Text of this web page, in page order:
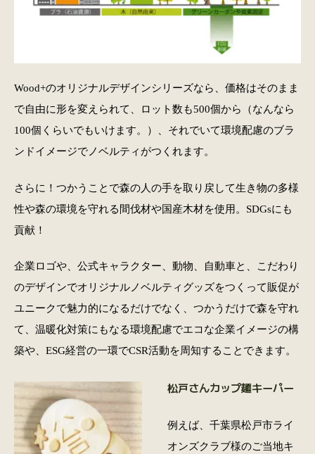
Wood+のオリジナルデザインシリーズなら、価格はそのまま
で自由に形を変えられて、ロット数も500個から（なんなら
100個くらいでもいけます。）、それでいて環境配慮のブラ
ンドイメージでノベルティがつくれます。
さらに！つかうことで森の人の手を取り戻して生き物の多様
性や森の環境を守れる間伐材や国産木材を使用。SDGsにも
貢献！
企業ロゴや、公式キャラクター、動物、自動車と、こだわり
のデザインでオリジナルノベルティグッズをつくって販促が
ユニークで魅力的になるだけでなく、つかうだけで森を守れ
て、温暖化対策にもなる環境配慮でエコな企業イメージの構
築や、ESG経営の一環でCSR活動を周知することできます。
松戸さんカップ麺キーパー
例えば、千葉県松戸市ライ
オンズクラブ様のご当地キ